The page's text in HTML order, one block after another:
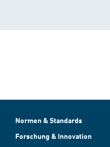
Normen & Standards
Forschung & Innovation